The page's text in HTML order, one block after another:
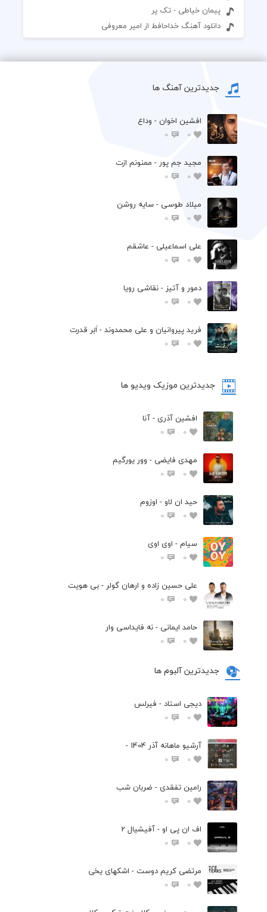
پیمان خیاطی - تک پر
دانلود آهنگ خداحافط از امیر معروفی
جدیدترین آهنگ ها
افشين اخوان - وداع
0
0
مجید جم پور - ممنونم ازت
0
0
میلاد طوسی - سایه روشن
0
0
علی اسماعیلی - عاشقم
0
0
دمور و آتیز - نقاشی رویا
0
0
فرید پیروانیان و علی محمدوند - اَبَر قدرت
0
0
جدیدترین موزیک ویدیو ها
افشین آذری - آنا
0
0
مهدی فایضی - وور یورگیم
0
0
حید ان لاو - اوزوم
0
0
سیام - اوی اوی
0
0
علی حسین زاده و ارهان گولر - بی هویت
0
0
حامد ایمانی - نه فایداسی وار
0
0
جدیدترین آلبوم ها
دیجی استاد - فیرلس
0
0
آرشیو ماهانه آذر 1404 -
0
0
رامین تفقدی - ضربان شب
0
0
اف ان پی او - آفیشیال 2
0
0
مرتضی کریم دوست - اشکهای یخی
0
0